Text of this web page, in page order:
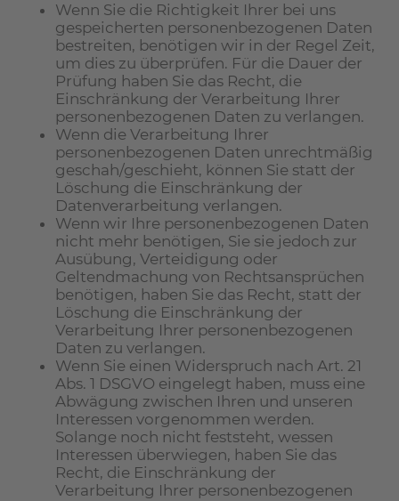
Wenn Sie die Richtigkeit Ihrer bei uns
gespeicherten personenbezogenen Daten
bestreiten, benötigen wir in der Regel Zeit,
um dies zu überprüfen. Für die Dauer der
Prüfung haben Sie das Recht, die
Einschränkung der Verarbeitung Ihrer
personenbezogenen Daten zu verlangen.
Wenn die Verarbeitung Ihrer
personenbezogenen Daten unrechtmäßig
geschah/geschieht, können Sie statt der
Löschung die Einschränkung der
Datenverarbeitung verlangen.
Wenn wir Ihre personenbezogenen Daten
nicht mehr benötigen, Sie sie jedoch zur
Ausübung, Verteidigung oder
Geltendmachung von Rechtsansprüchen
benötigen, haben Sie das Recht, statt der
Löschung die Einschränkung der
Verarbeitung Ihrer personenbezogenen
Daten zu verlangen.
Wenn Sie einen Widerspruch nach Art. 21
Abs. 1 DSGVO eingelegt haben, muss eine
Abwägung zwischen Ihren und unseren
Interessen vorgenommen werden.
Solange noch nicht feststeht, wessen
Interessen überwiegen, haben Sie das
Recht, die Einschränkung der
Verarbeitung Ihrer personenbezogenen